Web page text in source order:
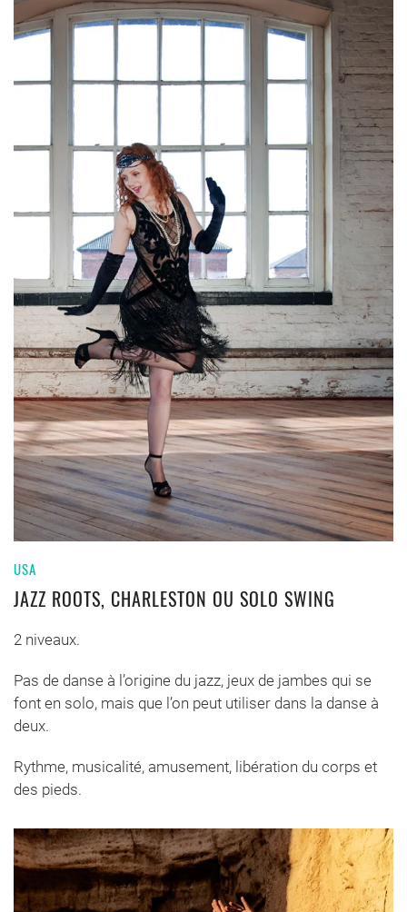
USA
JAZZ ROOTS, CHARLESTON OU SOLO SWING
2 niveaux.
Pas de danse à l’origine du jazz, jeux de jambes qui se
font en solo, mais que l’on peut utiliser dans la danse à
deux.
Rythme, musicalité, amusement, libération du corps et
des pieds.